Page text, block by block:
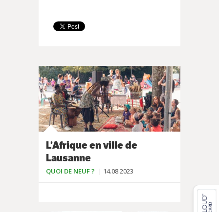
L’Afrique en ville de
Lausanne
QUOI DE NEUF ? 14.08.2023